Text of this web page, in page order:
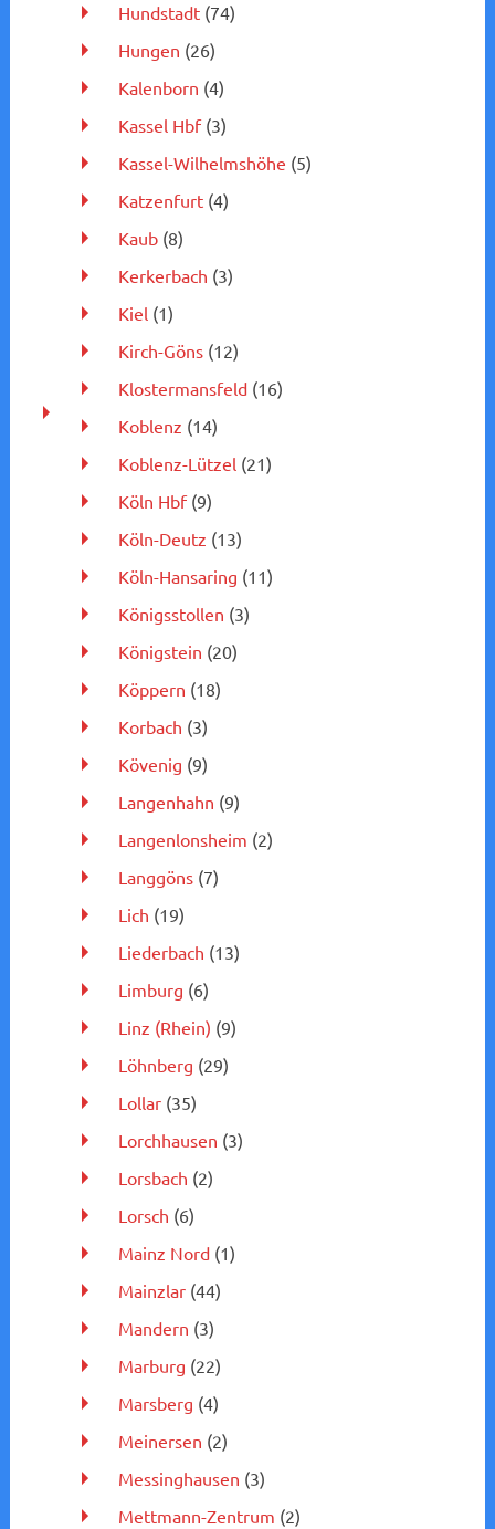
Hundstadt(74)
Hungen (26)
Kalenborn (4)
Kassel Hbf(3)
Kassel-Wilhelmshöhe (5)
Katzenfurt(4)
Kaub(8)
Kerkerbach (3)
Kiel(1)
Kirch-Göns(12)
Klostermansfeld(16)
Koblenz (14)
Koblenz-Lützel(21)
Köln Hbf(9)
Köln-Deutz (13)
Köln-Hansaring (11)
Königsstollen (3)
Königstein (20)
Köppern (18)
Korbach (3)
Kövenig (9)
Langenhahn (9)
Langenlonsheim (2)
Langgöns(7)
Lich (19)
Liederbach (13)
Limburg (6)
Linz (Rhein) (9)
Löhnberg (29)
Lollar(35)
Lorchhausen (3)
Lorsbach (2)
Lorsch (6)
Mainz Nord(1)
Mainzlar(44)
Mandern (3)
Marburg (22)
Marsberg (4)
Meinersen (2)
Messinghausen (3)
Mettmann-Zentrum (2)